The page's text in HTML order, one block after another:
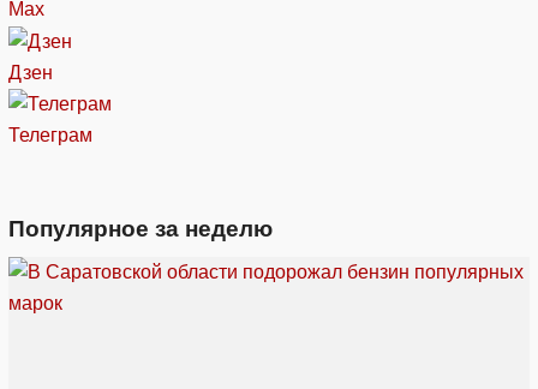
Max
Дзен
Телеграм
Популярное за неделю